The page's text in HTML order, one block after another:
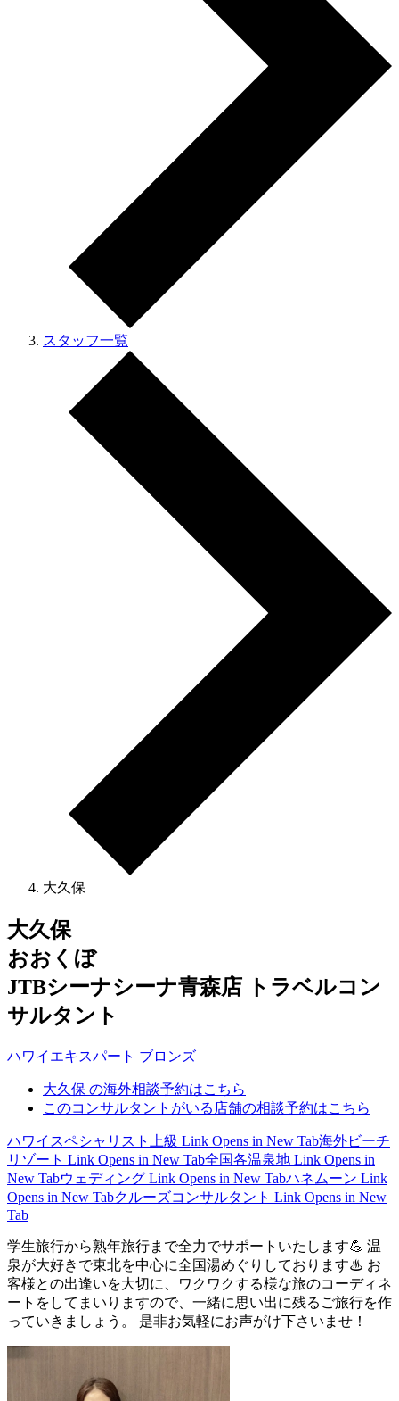
スタッフ一覧
大久保
大久保
おおくぼ
JTBシーナシーナ青森店 トラベルコン
サルタント
ハワイ エキスパート ブロンズ
大久保 の海外相談予約はこちら
このコンサルタントがいる店舗の相談予約はこちら
ハワイスペシャリスト上級 Link Opens in New Tab海外ビーチ
リゾート Link Opens in New Tab全国各温泉地 Link Opens in
New Tabウェディング Link Opens in New Tabハネムーン Link
Opens in New Tabクルーズコンサルタント Link Opens in New
Tab
学生旅行から熟年旅行まで全力でサポートいたします💪 温
泉が大好きで東北を中心に全国湯めぐりしております♨ お
客様との出逢いを大切に、ワクワクする様な旅のコーディネ
ートをしてまいりますので、一緒に思い出に残るご旅行を作
っていきましょう。 是非お気軽にお声がけ下さいませ！